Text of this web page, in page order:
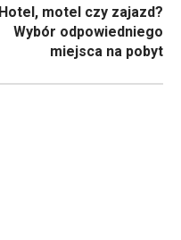
Hotel, motel czy zajazd?
Wybór odpowiedniego
miejsca na pobyt